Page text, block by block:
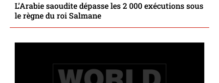
L’Arabie saoudite dépasse les 2 000 exécutions sous
le règne du roi Salmane